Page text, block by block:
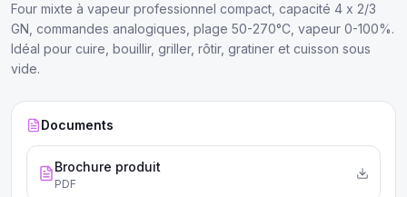
Four mixte à vapeur professionnel compact, capacité 4 x 2/3
GN, commandes analogiques, plage 50-270°C, vapeur 0-100%.
Idéal pour cuire, bouillir, griller, rôtir, gratiner et cuisson sous
vide.
Documents
Brochure produit
PDF